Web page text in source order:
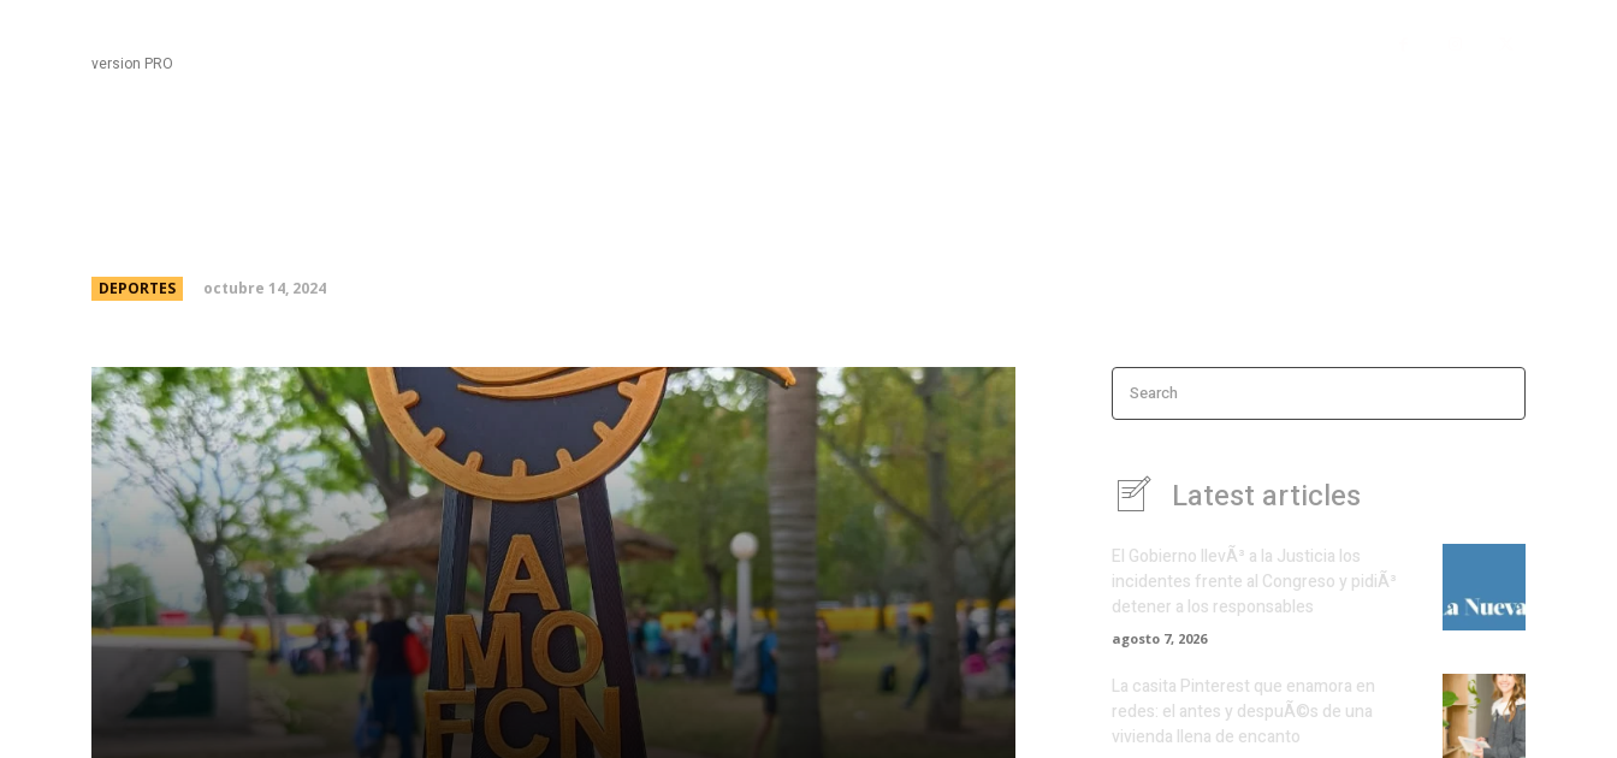
version PRO
DEPORTES octubre 14, 2024
Search
Latest articles
El Gobierno llevÃ³ a la Justicia los
incidentes frente al Congreso y pidiÃ³
detener a los responsables
agosto 7, 2026
La casita Pinterest que enamora en
redes: el antes y despuÃ©s de una
vivienda llena de encanto